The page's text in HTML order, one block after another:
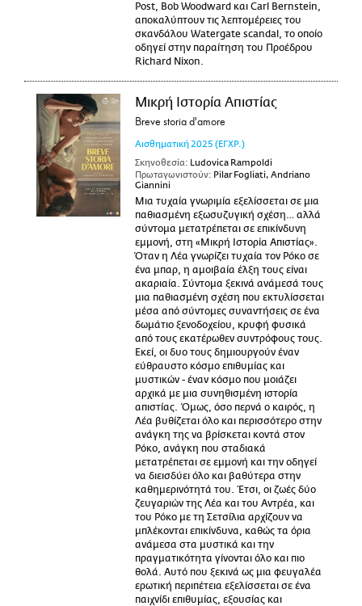
Post, Bob Woodward και Carl Bernstein,
αποκαλύπτουν τις λεπτομέρειες του
σκανδάλου Watergate scandal, το οποίο
οδηγεί στην παραίτηση του Προέδρου
Richard Nixon.
Μικρή Ιστορία Απιστίας
Breve storia d'amore
Αισθηματική 2025 (ΕΓΧΡ.)
Σκηνοθεσία: Ludovica Rampoldi
Πρωταγωνιστούν: Pilar Fogliati, Andriano
Giannini
Μια τυχαία γνωριμία εξελίσσεται σε μια
παθιασμένη εξωσυζυγική σχέση… αλλά
σύντομα μετατρέπεται σε επικίνδυνη
εμμονή, στη «Μικρή Ιστορία Απιστίας».
Όταν η Λέα γνωρίζει τυχαία τον Ρόκο σε
ένα μπαρ, η αμοιβαία έλξη τους είναι
ακαριαία. Σύντομα ξεκινά ανάμεσά τους
μια παθιασμένη σχέση που εκτυλίσσεται
μέσα από σύντομες συναντήσεις σε ένα
δωμάτιο ξενοδοχείου, κρυφή φυσικά
από τους εκατέρωθεν συντρόφους τους.
Εκεί, οι δυο τους δημιουργούν έναν
εύθραυστο κόσμο επιθυμίας και
μυστικών - έναν κόσμο που μοιάζει
αρχικά με μια συνηθισμένη ιστορία
απιστίας. Όμως, όσο περνά ο καιρός, η
Λέα βυθίζεται όλο και περισσότερο στην
ανάγκη της να βρίσκεται κοντά στον
Ρόκο, ανάγκη που σταδιακά
μετατρέπεται σε εμμονή και την οδηγεί
να διεισδύει όλο και βαθύτερα στην
καθημερινότητά του. Έτσι, οι ζωές δύο
ζευγαριών της Λέα και του Αντρέα, και
του Ρόκο με τη Σετσίλια αρχίζουν να
μπλέκονται επικίνδυνα, καθώς τα όρια
ανάμεσα στα μυστικά και την
πραγματικότητα γίνονται όλο και πιο
θολά. Αυτό που ξεκινά ως μια φευγαλέα
ερωτική περιπέτεια εξελίσσεται σε ένα
παιχνίδι επιθυμίας, εξουσίας και